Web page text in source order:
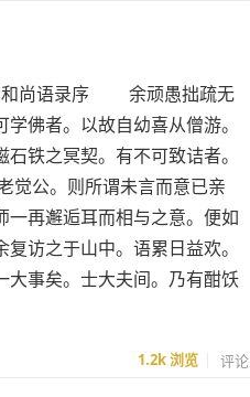
尚语录序 余顽愚拙疏无
佛者。以故自幼喜从僧游。
铁之冥契。有不可致诘者。
公。则所谓未言而意已亲
再邂逅耳而相与之意。便如
访之于山中。语累日益欢。
大事矣。士大夫间。乃有酣饫
1.2k浏览 评论